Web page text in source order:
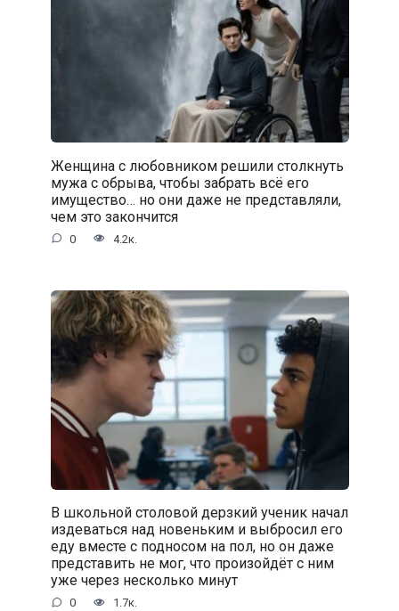
Женщина с любовником решили столкнуть
мужа с обрыва, чтобы забрать всё его
имущество… но они даже не представляли,
чем это закончится
0 4.2к.
В школьной столовой дерзкий ученик начал
издеваться над новеньким и выбросил его
еду вместе с подносом на пол, но он даже
представить не мог, что произойдёт с ним
уже через несколько минут
0 1.7к.